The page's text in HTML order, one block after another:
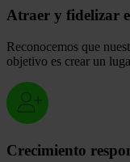
Atraer y fidelizar
Reconocemos que
objetivo es crear un
Crecimiento